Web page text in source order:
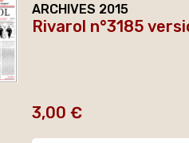
ARCHIVES 2015
Rivarol n°3185
Prix
3,00 €